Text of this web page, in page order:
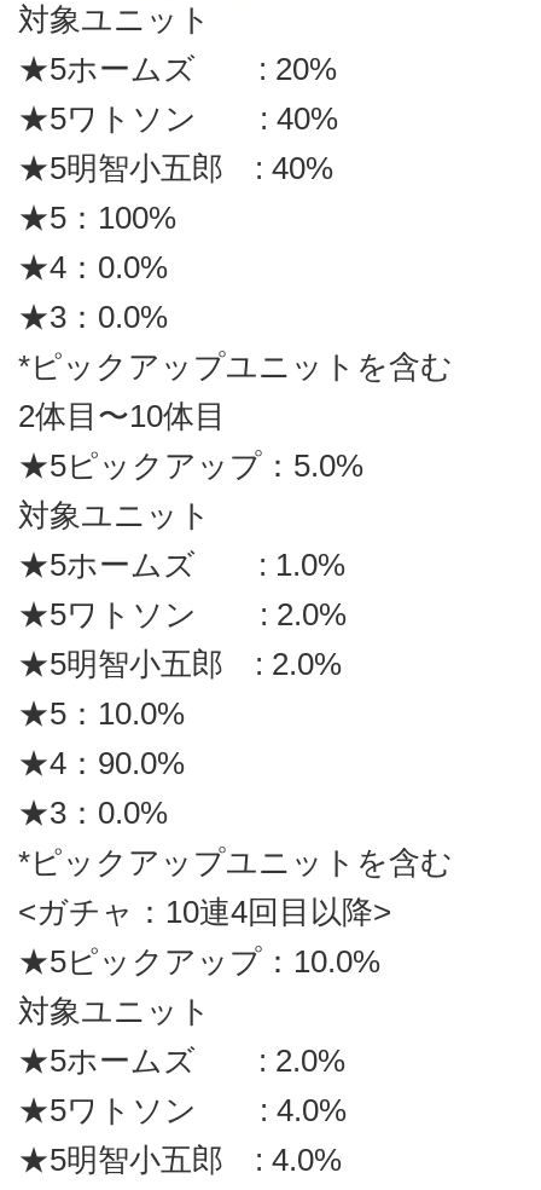
対象ユニット
★5ホームズ : 20%
★5ワトソン : 40%
★5明智小五郎 : 40%
★5：100%
★4：0.0%
★3：0.0%
*ピックアップユニットを含む
2体目〜10体目
★5ピックアップ：5.0%
対象ユニット
★5ホームズ : 1.0%
★5ワトソン : 2.0%
★5明智小五郎 : 2.0%
★5：10.0%
★4：90.0%
★3：0.0%
*ピックアップユニットを含む
<ガチャ：10連4回目以降>
★5ピックアップ：10.0%
対象ユニット
★5ホームズ : 2.0%
★5ワトソン : 4.0%
★5明智小五郎 : 4.0%